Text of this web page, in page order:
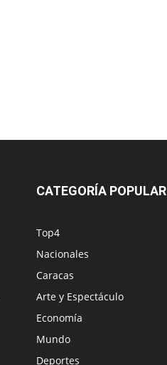
CATEGORÍA POPULAR
Top4
Nacionales
Caracas
Arte y Espectáculo
Economía
Mundo
Deportes